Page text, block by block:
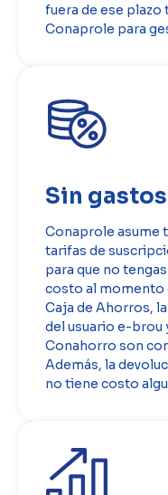
fuera de ese
Conaprole para
Sin
Conaprole asume
tarifas de
para que no
costo al momento
Caja de Ahorros,
del usuario e-brou
Conahorro son
Además, la
no tiene costo